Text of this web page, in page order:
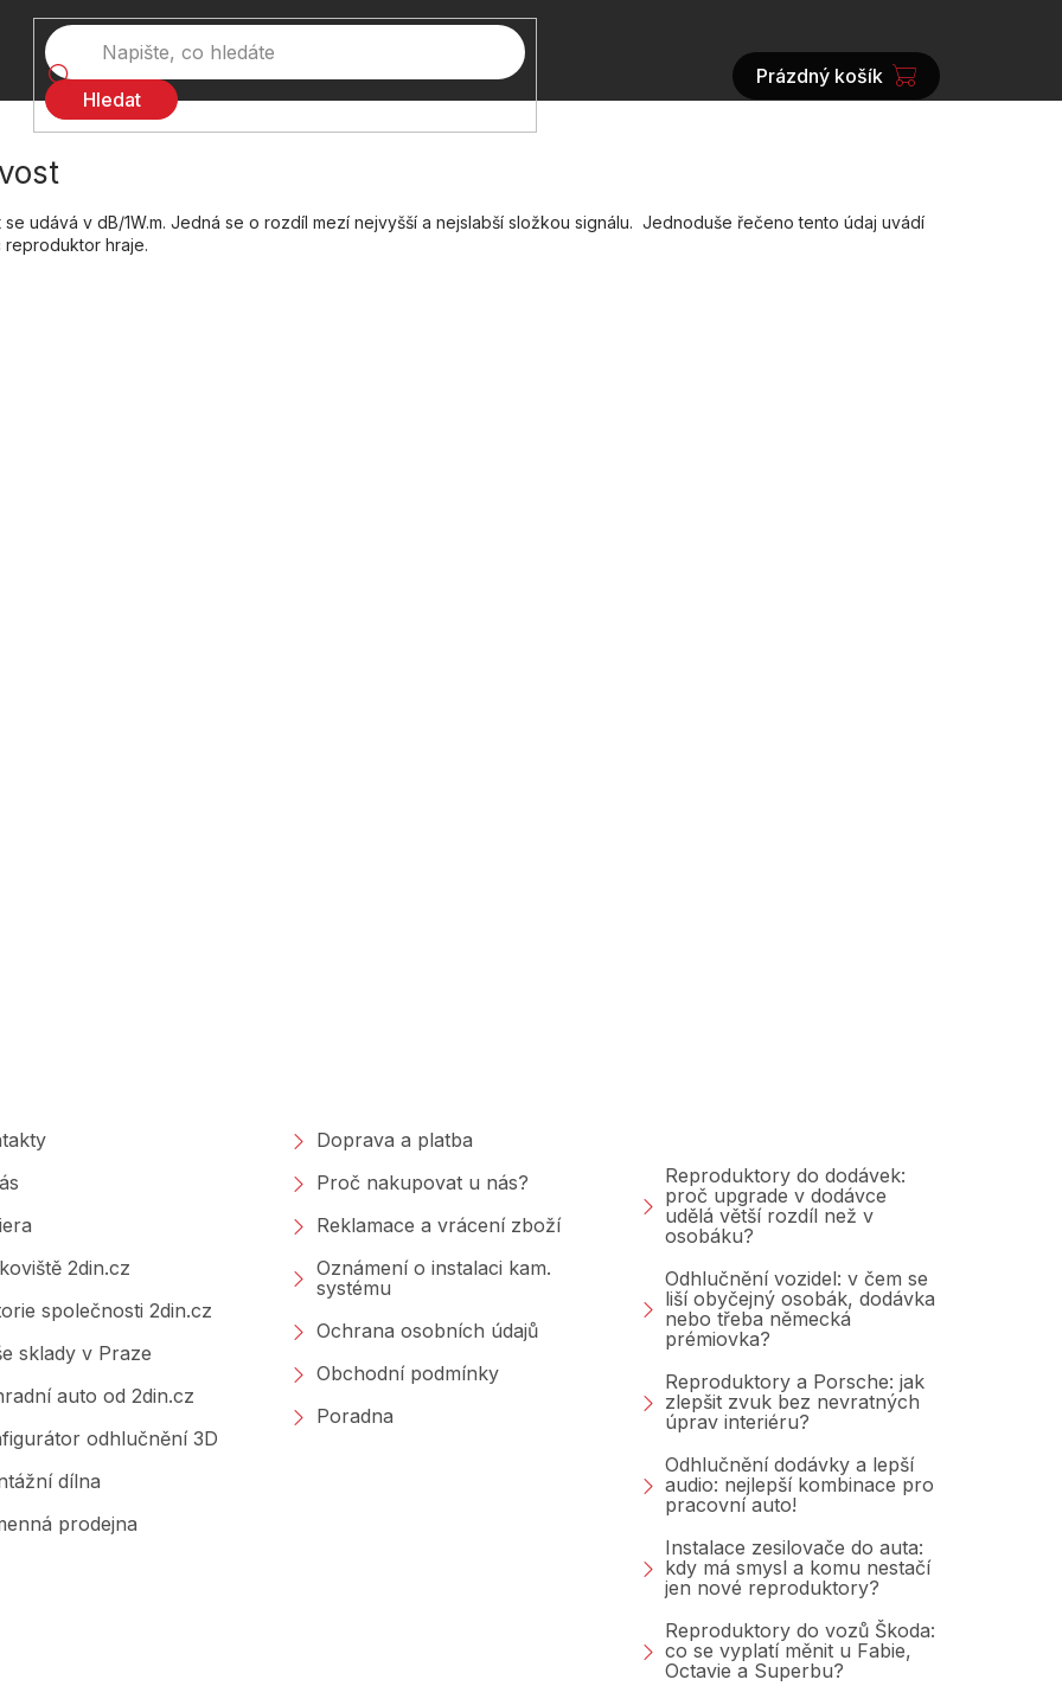
Hledat
NÁKUPNÍ
Prázdný košík
se udává v dB/1W.m. Jedná se o rozdíl mezí nejvyšší a nejslabší složkou signálu. Jednoduše řečeno tento údaj uvádí
reproduktor hraje.
2din.cz
společnosti 2din.cz
sklady v Praze
auto od 2din.cz
odhlučnění 3D
dílna
prodejna
Doprava a platba
Proč nakupovat u nás?
Reklamace a vrácení zboží
Oznámení o instalaci kam.
systému
Ochrana osobních údajů
Obchodní podmínky
Poradna
Reproduktory do dodávek:
proč upgrade v dodávce
udělá větší rozdíl než v
osobáku?
Odhlučnění vozidel: v čem se
liší obyčejný osobák, dodávka
nebo třeba německá
prémiovka?
Reproduktory a Porsche: jak
zlepšit zvuk bez nevratných
úprav interiéru?
Odhlučnění dodávky a lepší
audio: nejlepší kombinace pro
pracovní auto!
Instalace zesilovače do auta:
kdy má smysl a komu nestačí
jen nové reproduktory?
Reproduktory do vozů Škoda:
co se vyplatí měnit u Fabie,
Octavie a Superbu?